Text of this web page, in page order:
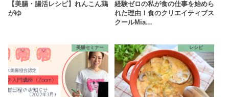
【美腸・腸活レシピ】れんこん鶏
がゆ
経験ゼロの私が食の仕事を始めら
れた理由！食のクリエイティブス
クールMia…
美腸セミナー レシピ